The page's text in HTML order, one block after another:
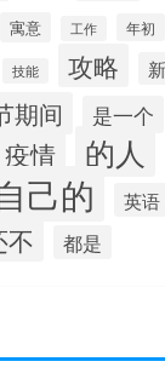
寓意 工作 年初
技能 攻略
期间 是一个
疫情 的人
己的 英语
不 都是